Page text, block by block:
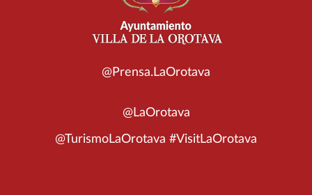
@Prensa.LaOrotava
@LaOrotava
@TurismoLaOrotava #VisitLaOrotava